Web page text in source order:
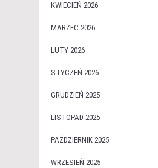
KWIECIEŃ 2026
MARZEC 2026
LUTY 2026
STYCZEŃ 2026
GRUDZIEŃ 2025
LISTOPAD 2025
PAŹDZIERNIK 2025
WRZESIEŃ 2025